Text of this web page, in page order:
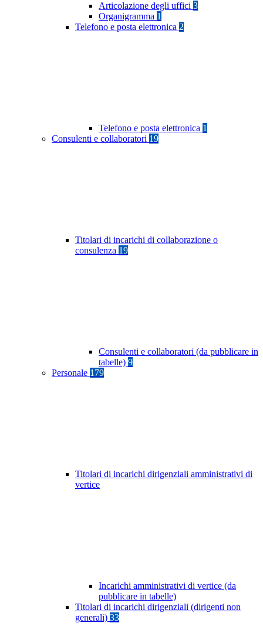
Articolazione degli uffici 3
Organigramma 1
Telefono e posta elettronica 2
Telefono e posta elettronica 1
Consulenti e collaboratori 19
Titolari di incarichi di collaborazione o
consulenza 19
Consulenti e collaboratori (da pubblicare in
tabelle) 9
Personale 179
Titolari di incarichi dirigenziali amministrativi di
vertice
Incarichi amministrativi di vertice (da
pubblicare in tabelle)
Titolari di incarichi dirigenziali (dirigenti non
generali) 33